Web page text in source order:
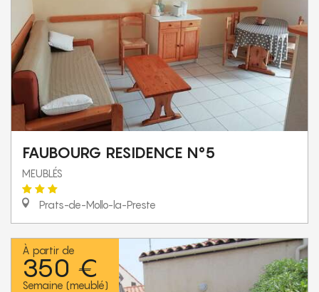
FAUBOURG RESIDENCE N°5
MEUBLÉS
Prats-de-Mollo-la-Preste
À partir de
350 €
Semaine (meublé)